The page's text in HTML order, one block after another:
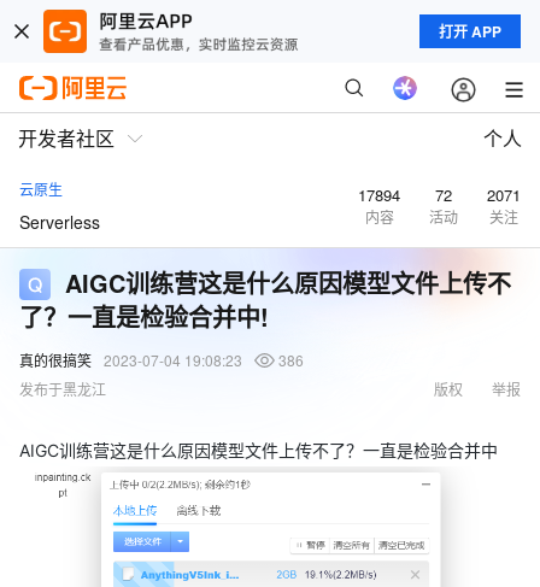
打开 APP
开发者社区 个人
云原生
Serverless
17894
内容
72
活动
2071
关注
AIGC训练营这是什么原因模型文件上传不
了？一直是检验合并中!
真的很搞笑 2023-07-04 19:08:23
386
发布于黑龙江
举报
版权
AIGC训练营这是什么原因模型文件上传不了？一直是检验合并中